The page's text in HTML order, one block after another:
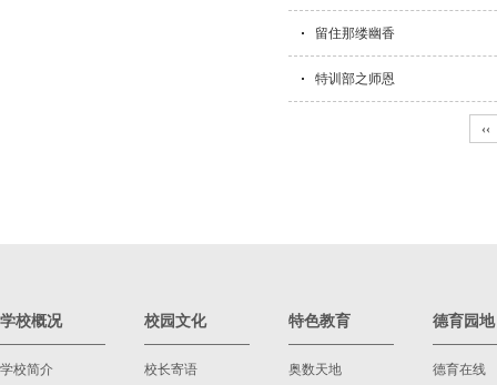
留住那缕幽香
特训部之师恩
‹‹
学校概况
学校简介
校园文化
校长寄语
特色教育
奥数天地
德育园地
德育在线